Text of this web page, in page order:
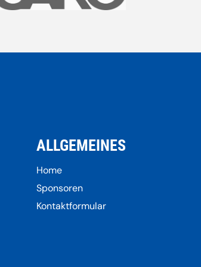
ALLGEMEINES
Home
Sponsoren
Kontaktformular